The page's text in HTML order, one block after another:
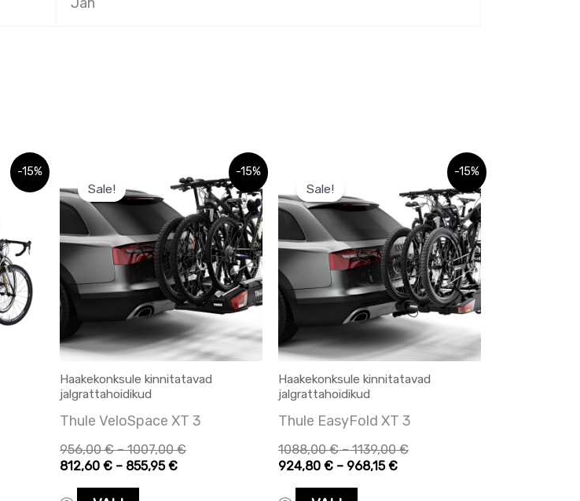
-15% -15%
Sale!
Haakekonksule kinnitatavad
jalgrattahoidikud
Thule VeloSpace XT 3
956,00€ – 1007,00€
Hinnavahemik:
956,00 €
kuni
1007,00 €
812,60 € – 855,95€
Hinnavahemik:
812,60 €
kuni
855,95 €
tootel
mitu
varianti.
Valikuid
saab
teha
tootelehel.
-15%
Sale!
Haakekonksule kinnitatavad
jalgrattahoidikud
Thule EasyFold XT 3
1088,00€ – 1139,00€
Hinnavahemik:
1088,00 €
kuni
1139,00 €
924,80 € – 968,15€
Hinnavahemik:
924,80 €
kuni
968,15 €
tootel
mitu
varianti.
Valikuid
saab
teha
tootelehel.